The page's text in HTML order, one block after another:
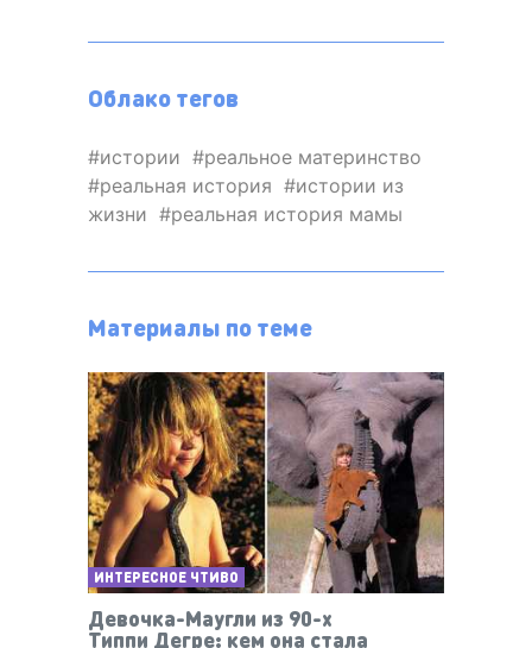
Облако тегов
истории
реальное материнство
реальная история
истории из
жизни
реальная история мамы
Материалы по теме
ИНТЕРЕСНОЕ ЧТИВО
Девочка-Маугли из 90-х
Типпи Дегре: кем она стала